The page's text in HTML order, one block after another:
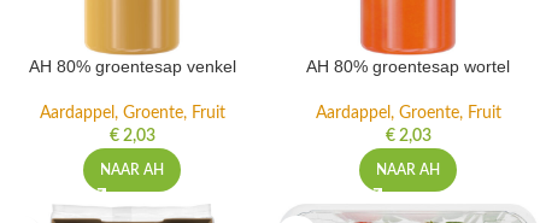
AH 80% groentesap venkel
Aardappel, Groente, Fruit
€2,03
NAAR AH
AH 80% groentesap wortel
Aardappel, Groente, Fruit
€2,03
NAAR AH